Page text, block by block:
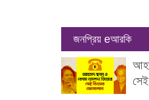
জনপ্রিয় eআরকি